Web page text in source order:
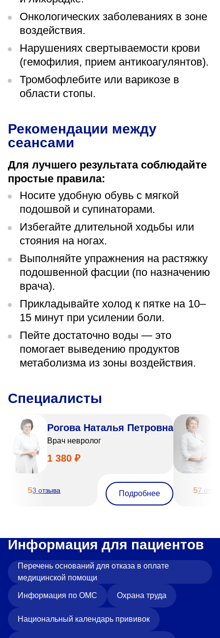
Онкологических заболеваниях в зоне
воздействия.
Нарушениях свертываемости крови
(гемофилия, прием антикоагулянтов).
Тромбофлебите или варикозе в
области стопы.
Рекомендации между
сеансами
Для лучшего результата соблюдайте
простые правила:
Носите удобную обувь с мягкой
подошвой и супинаторами.
Избегайте длительной ходьбы или
стояния на ногах.
Выполняйте упражнения на растяжку
подошвенной фасции (по назначению
врача).
Прикладывайте холод к пятке на 10–
15 минут при усилении боли.
Пейте достаточно воды — это
помогает выведению продуктов
метаболизма из зоны воздействия.
Специалисты
Рогова Наталья Петровна
Врач невролог
1 380 ₽
53 отзыва Подробнее 57
Информация для пациентов
Перечень оснований для отказа в оплате
медицинской помощи
Информация по ОМС Охрана труда
Национальный календарь прививок